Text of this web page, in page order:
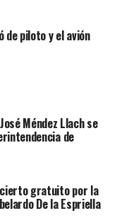
de piloto y el avión
Méndez Llach se
de
gratuito por la
De la Espriella